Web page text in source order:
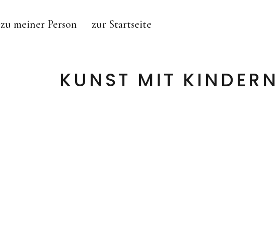
zu meiner Person zur Startseite
KUNST MIT KINDERN